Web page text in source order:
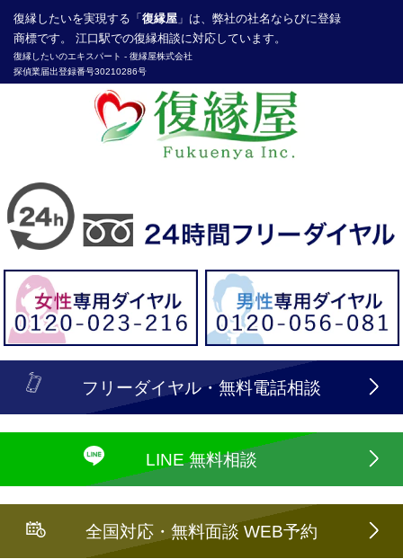
復縁したいを実現する「 復縁屋 」は、弊社の社名ならびに登録
商標です。 江口駅での復縁相談に対応しています。
復縁したいのエキスパート - 復縁屋株式会社
探偵業届出登録番号30210286号
フリーダイヤル・無料電話相談
LINE 無料相談
全国対応・無料面談 WEB予約